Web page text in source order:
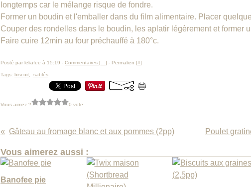
longtemps car le mélange risque de fondre.
Former un boudin et l'emballer dans du film alimentaire. Placer
Couper des rondelles dans le boudin, les aplatir légèrement et former
Faire cuire 12min au four préchauffé à 180°c.
Posté par leliafee à 15:19 - Commentaires [ ] - Permalien [#]
Tags: biscuit sablés
Vous aimez ? 0 vote
Gâteau au fromage blanc et aux pommes (2pp) Poulet
Vous aimerez aussi :
Banofee pie